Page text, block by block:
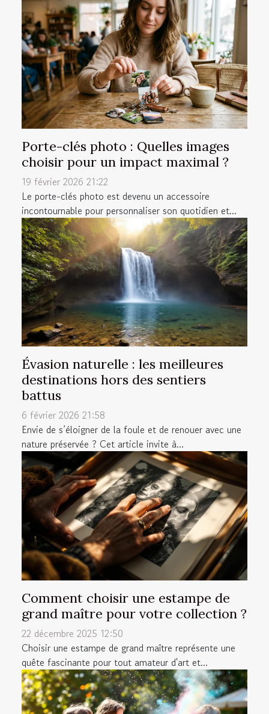
Porte-clés photo : Quelles images
choisir pour un impact maximal ?
19 février 2026 21:22
Le porte-clés photo est devenu un accessoire
incontournable pour personnaliser son quotidien et...
Évasion naturelle : les meilleures
destinations hors des sentiers
battus
6 février 2026 21:58
Envie de s’éloigner de la foule et de renouer avec une
nature préservée ? Cet article invite à...
Comment choisir une estampe de
grand maître pour votre collection ?
22 décembre 2025 12:50
Choisir une estampe de grand maître représente une
quête fascinante pour tout amateur d'art et...